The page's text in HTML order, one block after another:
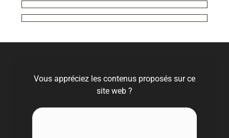
Vous appréciez les contenus proposés sur ce
site web ?